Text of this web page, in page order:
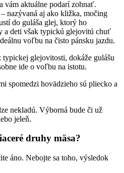
vám aktuálne podarí zohnať.
nazývaná aj ako kližka, močing
do guláša glej, ktorý ho
a deti však typickú glejovitú chuť
voľbu na čisto pánsku jazdu.
glejovitosti, dokáže gulášu
ide o voľbu na istotu.
spomedzi hovädzieho sú pliecko a
nekladú. Výborná bude či už
jeleň.
druhy mäsa?
áno. Nebojte sa toho, výsledok